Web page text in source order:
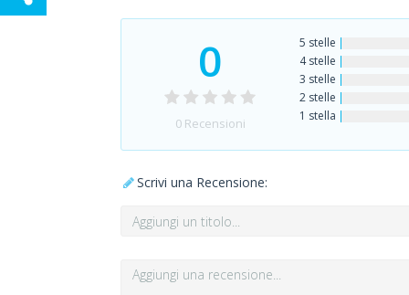
0
0Recensioni
5 stelle
4 stelle
3 stelle
2 stelle
1 stella
Scrivi una Recensione: